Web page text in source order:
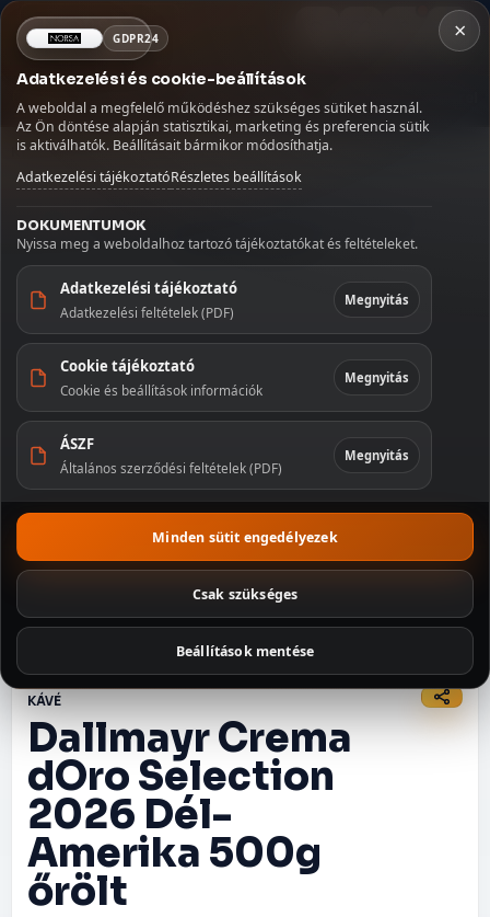
NORSA CO BT
MENÜ
🏠 Kezdőlap
🚚 Szállítás
👤 Fiókom
KATEGÓRIÁK
Kávé
Szörpök
Üdítők és
italok
Illatosítók és
háztartás
Csomagajánl
atok
Kezdőoldal/Kávé/
KÁVÉ
Dallmayr Crema
dOro Selection
2026 Dél-
Amerika 500g
őrölt
Kosár ×
Betöltés...
×
GDPR24
Adatkezelési és cookie-beállítások
A weboldal a megfelelő működéshez szükséges sütiket használ.
Az Ön döntése alapján statisztikai, marketing és preferencia sütik
is aktiválhatók. Beállításait bármikor módosíthatja.
Adatkezelési tájékoztatóRészletes beállítások
DOKUMENTUMOK
Nyissa meg a weboldalhoz tartozó tájékoztatókat és feltételeket.
Adatkezelési tájékoztató
Adatkezelési feltételek (PDF)
Megnyitás
Cookie tájékoztató
Cookie és beállítások információk
Megnyitás
ÁSZF
Általános szerződési feltételek (PDF)
Megnyitás
Minden sütit engedélyezek
Csak szükséges
Beállítások mentése